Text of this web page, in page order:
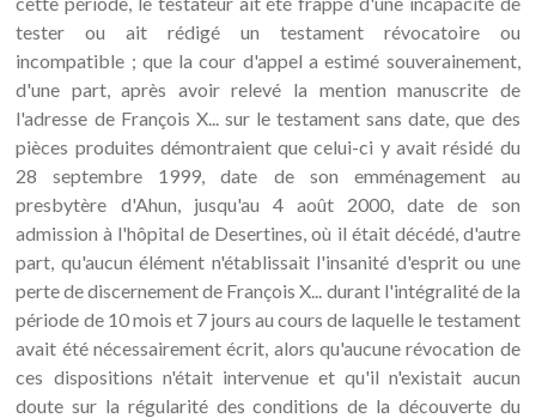
tester ou ait rédigé un testament révocatoire ou
incompatible ; que la cour d'appel a estimé souverainement,
d'une part, après avoir relevé la mention manuscrite de
l'adresse de François X... sur le testament sans date, que des
pièces produites démontraient que celui-ci y avait résidé du
28 septembre 1999, date de son emménagement au
presbytère d'Ahun, jusqu'au 4 août 2000, date de son
admission à l'hôpital de Desertines, où il était décédé, d'autre
part, qu'aucun élément n'établissait l'insanité d'esprit ou une
perte de discernement de François X... durant l'intégralité de la
période de 10 mois et 7 jours au cours de laquelle le testament
avait été nécessairement écrit, alors qu'aucune révocation de
ces dispositions n'était intervenue et qu'il n'existait aucun
doute sur la régularité des conditions de la découverte du